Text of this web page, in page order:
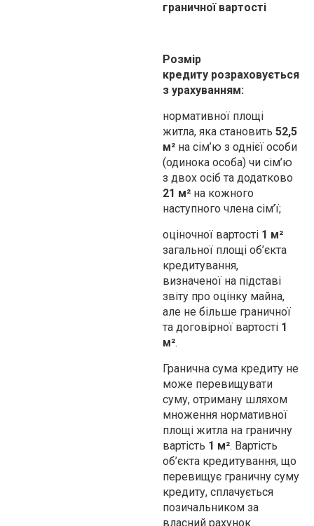
граничної вартості
Розмір
кредиту розраховується
з урахуванням:
нормативної площі
житла, яка становить 52,5
м² на сім’ю з однієї особи
(одинока особа) чи сім’ю
з двох осіб та додатково
21 м² на кожного
наступного члена сім’ї;
оціночної вартості 1 м²
загальної площі об’єкта
кредитування,
визначеної на підставі
звіту про оцінку майна,
але не більше граничної
та договірної вартості 1
м².
Гранична сума кредиту не
може перевищувати
суму, отриману шляхом
множення нормативної
площі житла на граничну
вартість 1 м². Вартість
об’єкта кредитування, що
перевищує граничну суму
кредиту, сплачується
позичальником за
власний рахунок.